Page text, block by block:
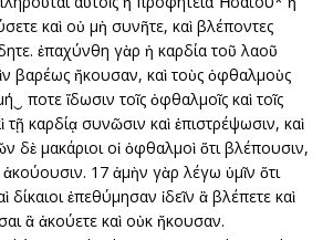
καὶ οὐ μὴ συνῆτε, καὶ βλέποντες
ἐπαχύνθη γὰρ ἡ καρδία τοῦ λαοῦ
βαρέως ἤκουσαν, καὶ τοὺς ὀφθαλμοὺς
ποτε ἴδωσιν τοῖς ὀφθαλμοῖς καὶ τοῖς
καρδίᾳ συνῶσιν καὶ ἐπιστρέψωσιν, καὶ
δὲ μακάριοι οἱ ὀφθαλμοὶ ὅτι βλέπουσιν,
17 ἀμὴν γὰρ λέγω ὑμῖν ὅτι
δίκαιοι ἐπεθύμησαν ἰδεῖν ἃ βλέπετε καὶ
ἃ ἀκούετε καὶ οὐκ ἤκουσαν.